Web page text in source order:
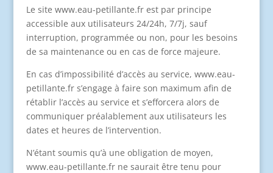
Le site www.eau-petillante.fr est par principe
accessible aux utilisateurs 24/24h, 7/7j, sauf
interruption, programmée ou non, pour les besoins
de sa maintenance ou en cas de force majeure.
En cas d’impossibilité d’accès au service, www.eau-
petillante.fr s’engage à faire son maximum afin de
rétablir l’accès au service et s’efforcera alors de
communiquer préalablement aux utilisateurs les
dates et heures de l’intervention.
N’étant soumis qu’à une obligation de moyen,
www.eau-petillante.fr ne saurait être tenu pour